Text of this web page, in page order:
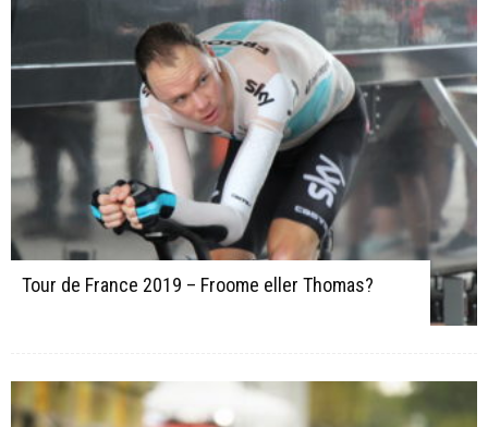
Tour de France 2019 – Froome eller Thomas?